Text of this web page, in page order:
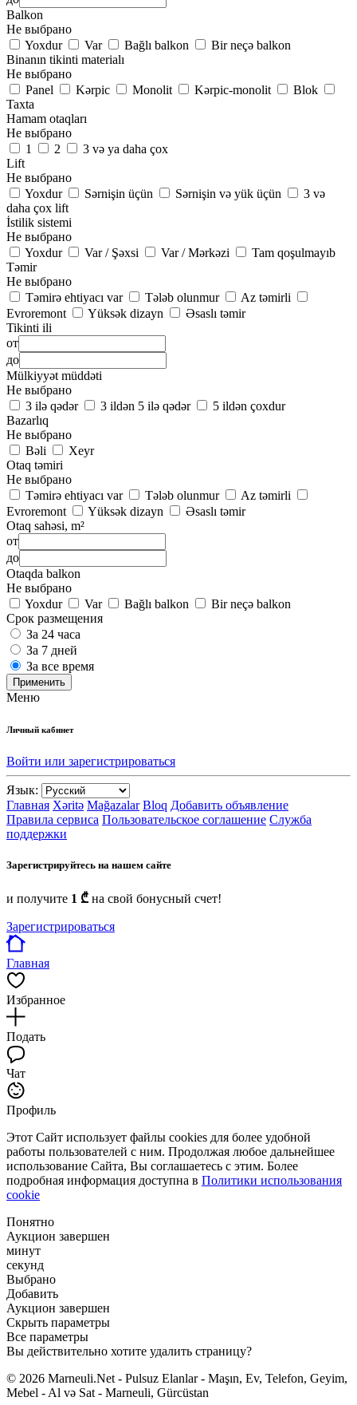
Balkon
Не выбрано
Yoxdur
Var Bağlı balkon
Bir neçə balkon
Binanın tikinti materialı
Не выбрано
Panel
Kərpic Monolit Kərpic-monolit
Blok
Taxta
Hamam otaqları
Не выбрано
1
2
3 və ya daha çox
Lift
Не выбрано
Yoxdur
Sərnişin üçün Sərnişin və yük üçün
3 və
daha çox lift
İstilik sistemi
Не выбрано
Yoxdur
Var / Şəxsi Var / Mərkəzi
Tam qoşulmayıb
Təmir
Не выбрано
Təmirə ehtiyacı var
Tələb olunmur
Az təmirli
Evroremont
Yüksək dizayn
Əsaslı təmir
Tikinti ili
от
до
Mülkiyyət müddəti
Не выбрано
3 ilə qədər
3 ildən 5 ilə qədər
5 ildən çoxdur
Bazarlıq
Не выбрано
Bəli
Xeyr
Otaq təmiri
Не выбрано
Təmirə ehtiyacı var
Tələb olunmur
Az təmirli
Evroremont
Yüksək dizayn
Əsaslı təmir
Otaq sahəsi, m²
от
до
Otaqda balkon
Не выбрано
Yoxdur
Var Bağlı balkon
Bir neçə balkon
Срок размещения
За 24 часа
За 7 дней
За все время
Применить
Меню
Личный кабинет
Войти или зарегистрироваться
Язык:
Главная Xəritə Mağazalar Bloq Добавить объявление
Правила сервиса Пользовательское соглашение Служба
поддержки
Зарегистрируйтесь на нашем сайте
и получите 1 ₾ на свой бонусный счет!
Зарегистрироваться
Главная
Избранное
Подать
Чат
Профиль
Этот Сайт использует файлы cookies для более удобной
работы пользователей с ним. Продолжая любое дальнейшее
использование Сайта, Вы соглашаетесь с этим. Более
подробная информация доступна в Политики использования
cookie
Понятно
Аукцион завершен
минут
секунд
Выбрано
Добавить
Аукцион завершен
Скрыть параметры
Все параметры
Вы действительно хотите удалить страницу?
© 2026 Marneuli.Net - Pulsuz Elanlar - Maşın, Ev, Telefon, Geyim,
Mebel - Al və Sat - Marneuli, Gürcüstan